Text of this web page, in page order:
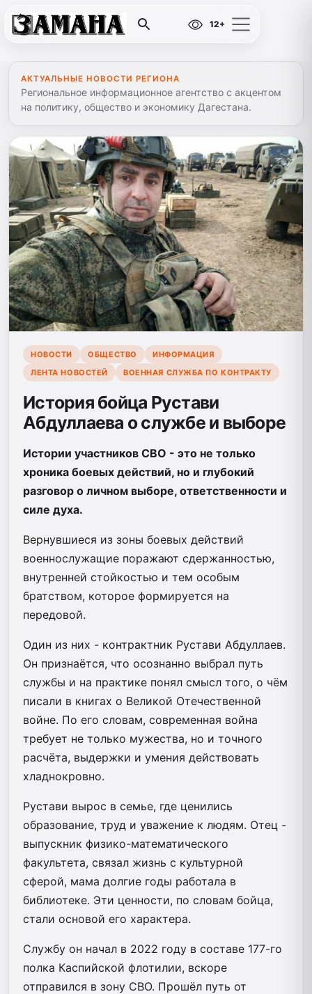
12+
АКТУАЛЬНЫЕ НОВОСТИ РЕГИОНА
Региональное информационное агентство с акцентом
на политику, общество и экономику Дагестана.
НОВОСТИ ОБЩЕСТВО
ИНФОРМАЦИЯ
ЛЕНТА НОВОСТЕЙ
ВОЕННАЯ СЛУЖБА ПО КОНТРАКТУ
История бойца Рустави
Абдуллаева о службе и выборе
Истории участников СВО - это не только
хроника боевых действий, но и глубокий
разговор о личном выборе, ответственности и
силе духа.
Вернувшиеся из зоны боевых действий
военнослужащие поражают сдержанностью,
внутренней стойкостью и тем особым
братством, которое формируется на
передовой.
Один из них - контрактник Рустави Абдуллаев.
Он признаётся, что осознанно выбрал путь
службы и на практике понял смысл того, о чём
писали в книгах о Великой Отечественной
войне. По его словам, современная война
требует не только мужества, но и точного
расчёта, выдержки и умения действовать
хладнокровно.
Рустави вырос в семье, где ценились
образование, труд и уважение к людям. Отец -
выпускник физико-математического
факультета, связал жизнь с культурной
сферой, мама долгие годы работала в
библиотеке. Эти ценности, по словам бойца,
стали основой его характера.
Службу он начал в 2022 году в составе 177-го
полка Каспийской флотилии, вскоре
отправился в зону СВО. Прошёл путь от